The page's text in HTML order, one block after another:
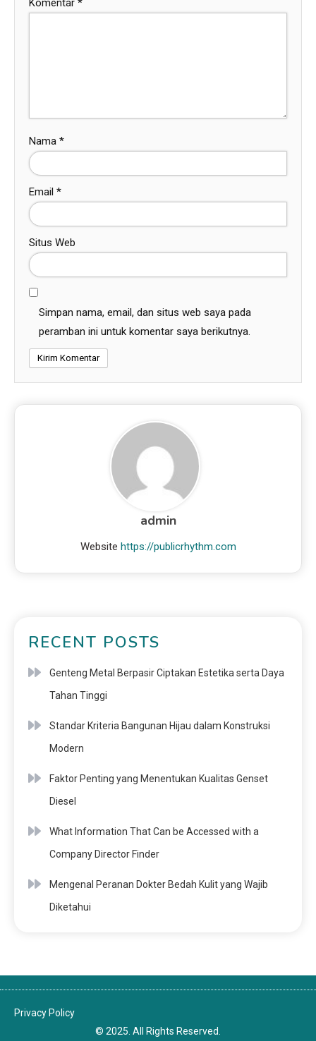
Komentar *
Nama *
Email *
Situs Web
Simpan nama, email, dan situs web saya pada
peramban ini untuk komentar saya berikutnya.
admin
Website https://publicrhythm.com
RECENT POSTS
Genteng Metal Berpasir Ciptakan Estetika serta Daya
Tahan Tinggi
Standar Kriteria Bangunan Hijau dalam Konstruksi
Modern
Faktor Penting yang Menentukan Kualitas Genset
Diesel
What Information That Can be Accessed with a
Company Director Finder
Mengenal Peranan Dokter Bedah Kulit yang Wajib
Diketahui
Privacy Policy